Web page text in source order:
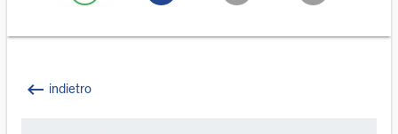
keyboard_backspace indietro